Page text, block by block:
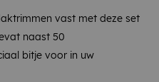
vast met deze set
naast 50
bitje voor in uw